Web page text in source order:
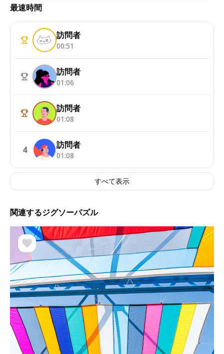
最速時間
訪問者
00:51
訪問者
01:06
訪問者
01:08
4 訪問者
01:08
すべて表示
関連するジグソーパズル